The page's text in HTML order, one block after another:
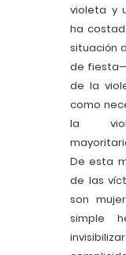
violeta y
ha
situación
de
de la
como
la
De esta
de las
son
simple